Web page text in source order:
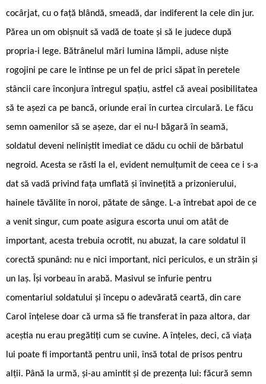
cocârjat, cu o față blândă, smeadă, dar indiferent la cele din jur.
Părea un om obișnuit să vadă de toate și să le judece după
propria-i lege. Bătrânelul mări lumina lămpii, aduse niște
rogojini pe care le întinse pe un fel de prici săpat în peretele
stâncii care înconjura întregul spațiu, astfel că aveai posibilitatea
să te așezi ca pe bancă, oriunde erai în curtea circulară. Le făcu
semn oamenilor să se așeze, dar ei nu-l băgară în seamă,
soldatul deveni neliniștit imediat ce dădu cu ochii de bărbatul
negroid. Acesta se răsti la el, evident nemulțumit de ceea ce i s-a
dat să vadă privind fața umflată și învinețită a prizonierului,
hainele tăvălite în noroi, pătate de sânge. L-a întrebat apoi de ce
a venit singur, cum poate asigura escorta unui om atât de
important, acesta trebuia ocrotit, nu abuzat, la care soldatul îl
corectă spunând: nu e nici important, nici periculos, e un străin și
un laș. Își vorbeau în arabă. Masivul se înfurie pentru
comentariul soldatului și începu o adevărată ceartă, din care
Carol înțelese doar că urma să fie transferat în paza altora, dar
aceștia nu erau pregătiți cum se cuvine. A înțeles, deci, că viața
lui poate fi importantă pentru unii, însă total de prisos pentru
alții. Până la urmă, și-au amintit și de prezența lui: făcură semn